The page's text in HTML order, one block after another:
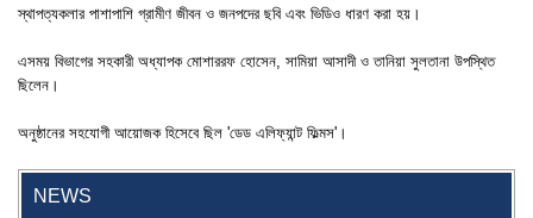
NEWS
Program
'রাজু বিতর্ক অঙ্গন' প্রতিযোগিতায় চ্যাম্পিয়ন স্টামফোর্ড ইউনিভার্সিটি
স্থাপত্যকলার পাশাপাশি গ্রামীণ জীবন ও জনপদের ছবি এবং ভিডিও ধারণ করা হয়।
এসময় বিভাগের সহকারী অধ্যাপক মোশাররফ হোসেন, সামিয়া আসাদী ও তানিয়া সুলতানা উপস্থিত
ছিলেন।
অনুষ্ঠানের সহযোগী আয়োজক হিসেবে ছিল 'ডেড এলিফ্যান্ট ফিল্মস'।